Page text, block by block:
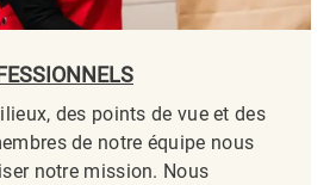
des points de vue et des
de notre équipe nous
notre mission. Nous